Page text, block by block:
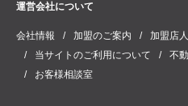
運営会社について
会社情報 加盟のご案内 加盟店
当サイトのご利用について
不
お客様相談室